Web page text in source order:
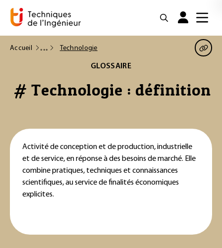
Accueil Technologie
GLOSSAIRE
# Technologie : définition
Activité de conception et de production, industrielle
et de service, en réponse à des besoins de marché. Elle
combine pratiques, techniques et connaissances
scientifiques, au service de finalités économiques
explicites.